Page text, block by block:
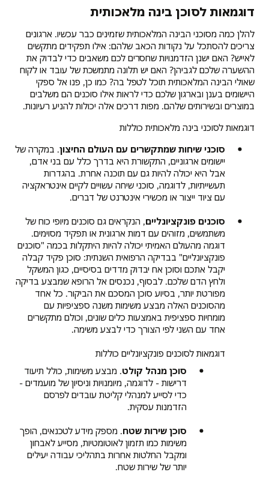
דוגמאות לסוכן בינה מלאכותית
להלן כמה מסוכני הבינה המלאכותית שזמינים כבר עכשיו. ארגונים
צריכים להסתכל על נקודות הכאב שלהם: אילו תפקידים מתקשים
לאייש? האם ישנן הזדמנויות שחסרים לכם משאבים כדי לבדוק את
ההשערה שלכם לגביהן? האם יש תלונה מתמשכת של עובד או לקוח
שאולי הבינה המלאכותית תוכל לטפל בה? כמו כן, פנו אל ספקי
היישומים בענן ובארגון שלכם כדי לראות אילו סוכנים הם משלבים
במוצרים ובשירותים שלהם. מפות דרכים אלה יכולות להניע רעיונות.
דוגמאות לסוכני בינה מלאכותית כוללות
סוכני שיחות שמתקשרים עם העולם החיצון. במקרה של
יישומים ארגוניים, התקשורת היא בדרך כלל עם בני אדם,
אבל היא יכולה להיות גם עם תוכנה אחרת. בהגדרות
תעשייתיות, לדוגמה, סוכני שיחה עשויים לקיים אינטראקציה
עם ציוד ייצור או מכשירי אינטרנט של דברים.
סוכנים פונקציונליים, הנקראים גם סוכנים מיופי כוח של
משתמשים, מזוהים עם דמות ארגונית או תפקיד מסוימים.
דוגמה מהעולם האמיתי יכולה להיות היתקלות בכמה "סוכנים
פונקציונליים" בבדיקה הרפואית השנתית: סוכן פקיד קבלה
יקבל אתכם וסוכן אח יבדוק מדדים בסיסיים, כגון המשקל
ולחץ הדם שלכם. לבסוף, נכנסים אל הרופא שמבצע בדיקה
מפורטת יותר, בסיוע סוכן המסכם את הביקור. כל אחד
מהסוכנים האלה מבצע משימות משנה ספציפיות עם
מומחיות ספציפית באמצעות כלים שונים, וכולם מתקשרים
אחד עם השני לפי הצורך כדי לבצע משימה.
דוגמאות לסוכנים פונקציונליים כוללות
סוכן מנהל קולט. מבצע משימות, כולל תיעוד
דרישות - לדוגמה, מיומנויות וניסיון של מועמדים -
כדי לסייע למנהלי קליטת עובדים לפרסם
הזדמנות עסקית.
סוכן שירות שטח. מספק מידע לטכנאים, הופך
משימות כמו תזמון לאוטומטיות, מסייע לאבחון
ומקבל החלטות אחרות בתהליכי עבודה יעילים
יותר של שירות שטח.